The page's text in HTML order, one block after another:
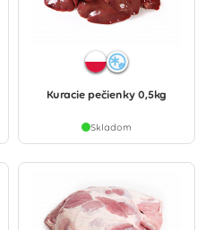
Kuracie pečienky 0,5kg
Skladom